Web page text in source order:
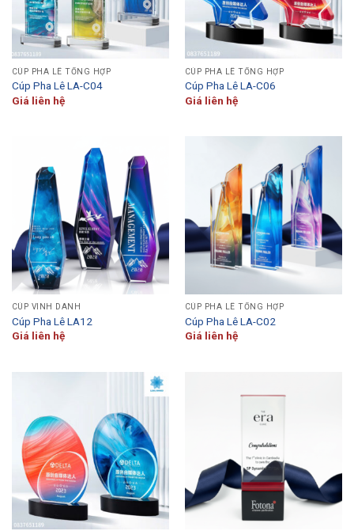
CÚP PHA LÊ TỔNG HỢP
Cúp Pha Lê LA-C04
Giá liên hệ
CÚP PHA LÊ TỔNG HỢP
Cúp Pha Lê LA-C06
Giá liên hệ
CÚP VINH DANH
Cúp Pha Lê LA12
Giá liên hệ
CÚP PHA LÊ TỔNG HỢP
Cúp Pha Lê LA-C02
Giá liên hệ